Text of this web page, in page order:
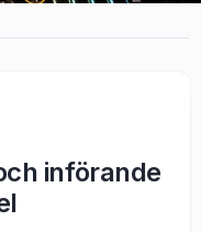
införande